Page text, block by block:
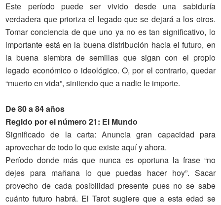
Este período puede ser vivido desde una sabiduría
verdadera que prioriza el legado que se dejará a los otros.
Tomar conciencia de que uno ya no es tan significativo, lo
importante está en la buena distribución hacia el futuro, en
la buena siembra de semillas que sigan con el propio
legado económico o ideológico. O, por el contrario, quedar
“muerto en vida”, sintiendo que a nadie le importe.
De 80 a 84 años
Regido por el número 21: El Mundo
Significado de la carta: Anuncia gran capacidad para
aprovechar de todo lo que existe aquí y ahora.
Período donde más que nunca es oportuna la frase “no
dejes para mañana lo que puedas hacer hoy”. Sacar
provecho de cada posibilidad presente pues no se sabe
cuánto futuro habrá. El Tarot sugiere que a esta edad se